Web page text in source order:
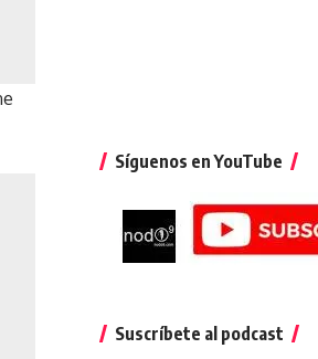
Síguenos en YouTube
Suscríbete al podcast